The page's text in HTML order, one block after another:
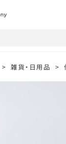
> 雑貨・日用品 >